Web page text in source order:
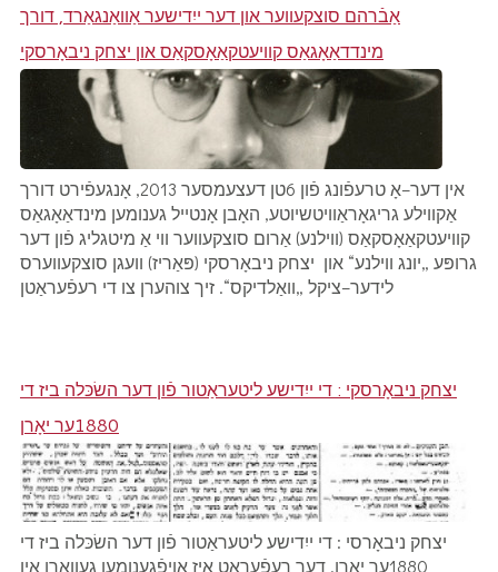
אַבֿרהם סוצקעווער און דער ייִדישער אַוואַנגאַרד, דורך
מינדדאַאָגאַס קוויעטקאַאָסקאַס און יצחק ניבאָרסקי
אין דער–אָ טרעפֿונג פֿון 6טן דעצעמסער 2013, אָנגעפֿירט דורך
אַקווילע גריגאָראַוויטשיוטע, האָבן אָנטייל גענומען מינדאַאָגאַס
קוויעטקאַאָסקאַס (ווילנע) אַרום סוצקעווער ווי אַ מיטגליג פֿון דער
גרופּע „יונג ווילנע“ און יצחק ניבאָרסקי (פּאַריז) וועגן סוצקעווערס
לידער–ציקל „וואַלדיקס“. זיך צוהערן צו די רעפֿעראַטן
יצחק ניבאָרסקי : די ייִדישע ליטעראַטור פֿון דער השׂכּלה ביז די
1880ער יאָרן
יצחק ניבאָרסי : די ייִדישע ליטעראַטור פֿון דער השׂכּלה ביז די
1880ער יאָרן. דער רעפֿעראַט איז אויפֿגענומען געוואָרן אין